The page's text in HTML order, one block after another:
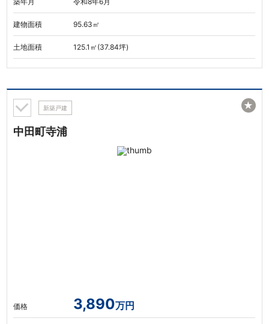
建物面積 95.63㎡
土地面積 125.1㎡(37.84坪)
新築戸建
中田町寺浦
価格 3,890万円
★